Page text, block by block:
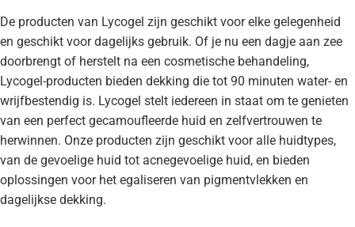
De producten van Lycogel zijn geschikt voor elke gelegenheid
en geschikt voor dagelijks gebruik. Of je nu een dagje aan zee
doorbrengt of herstelt na een cosmetische behandeling,
Lycogel-producten bieden dekking die tot 90 minuten water- en
wrijfbestendig is. Lycogel stelt iedereen in staat om te genieten
van een perfect gecamoufleerde huid en zelfvertrouwen te
herwinnen. Onze producten zijn geschikt voor alle huidtypes,
van de gevoelige huid tot acnegevoelige huid, en bieden
oplossingen voor het egaliseren van pigmentvlekken en
dagelijkse dekking.